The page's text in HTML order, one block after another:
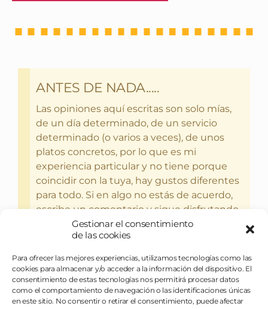
Gestionar el consentimiento
de las cookies
Para ofrecer las mejores experiencias, utilizamos tecnologías como las
cookies para almacenar y/o acceder a la información del dispositivo. El
consentimiento de estas tecnologías nos permitirá procesar datos
como el comportamiento de navegación o las identificaciones únicas
en este sitio. No consentir o retirar el consentimiento, puede afectar
ANTES DE NADA.....
Las opiniones aquí escritas son solo mías,
de un día determinado, de un servicio
determinado (o varios a veces), de unos
platos concretos, por lo que es mi
experiencia particular y no tiene porque
coincidir con la tuya, hay gustos diferentes
para todo. Si en algo no estás de acuerdo,
escribe un comentario y sigue disfrutando
del bebercio y el glotoneo.